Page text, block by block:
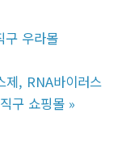
구 우라몰
, RNA바이러스
구 쇼핑몰 »